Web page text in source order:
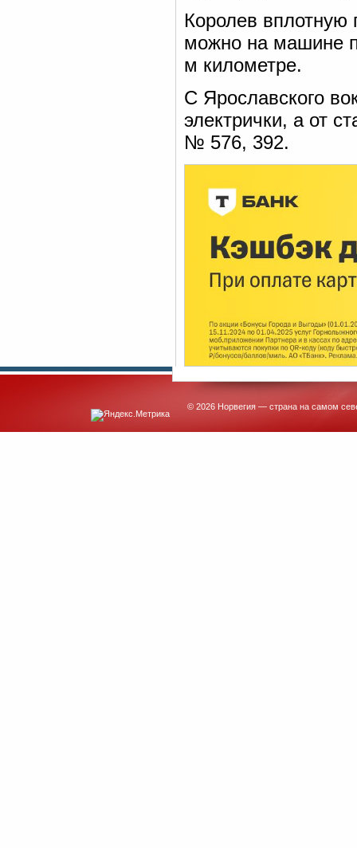
Королев вплотную
можно на машине
м километре.
С Ярославского
электрички, а от
№ 576, 392.
© 2026 Норвегия — страна на самом